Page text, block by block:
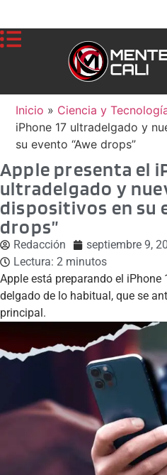
Inicio » Ciencia y
iPhone 17 ultradelgado y
su evento “Awe drops”
Apple presenta el
ultradelgado y
dispositivos en su
drops”
Redacción septiembre 9,
Lectura: 2 minutos
Apple está preparando el iPhone
delgado de lo habitual, que se
principal.